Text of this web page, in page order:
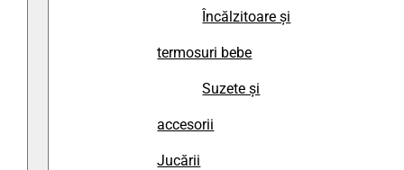
Încălzitoare și
termosuri bebe
Suzete și
accesorii
Jucării